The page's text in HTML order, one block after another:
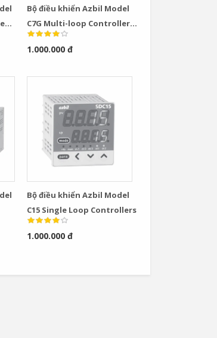
Bộ điều khiển Azbil Model
C7G Multi-loop Controller
with Multifunction Display
Model
1.000.000 đ
Bộ điều khiển Azbil Model
C15 Single Loop Controllers
1.000.000 đ